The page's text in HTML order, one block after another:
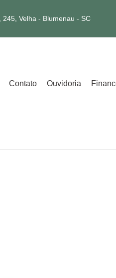
Velha - Blumenau - SC
Contato Ouvidoria